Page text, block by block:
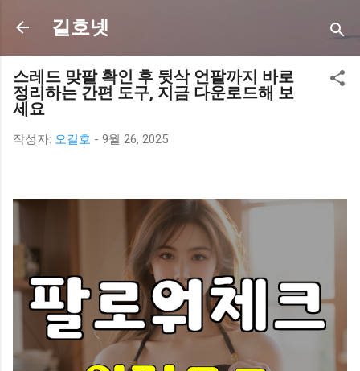
길호넷
스레드 맞팔 확인 후 뒷삭 언팔까지 바로
정리하는 간편 도구, 지금 다운로드해 보
세요
작성자: 오길호 - 9월 26, 2025